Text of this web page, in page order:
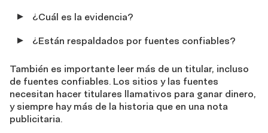
¿Cuál es la evidencia?
¿Están respaldados por fuentes confiables?
También es importante leer más de un titular, incluso
de fuentes confiables. Los sitios y las fuentes
necesitan hacer titulares llamativos para ganar dinero,
y siempre hay más de la historia que en una nota
publicitaria.